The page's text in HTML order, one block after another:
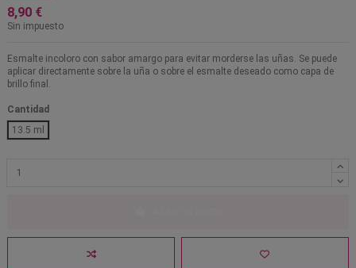
8,90 €
Sin impuesto
Esmalte incoloro con sabor amargo para evitar morderse las uñas. Se puede
aplicar directamente sobre la uña o sobre el esmalte deseado como capa de
brillo final.
Cantidad
13.5 ml